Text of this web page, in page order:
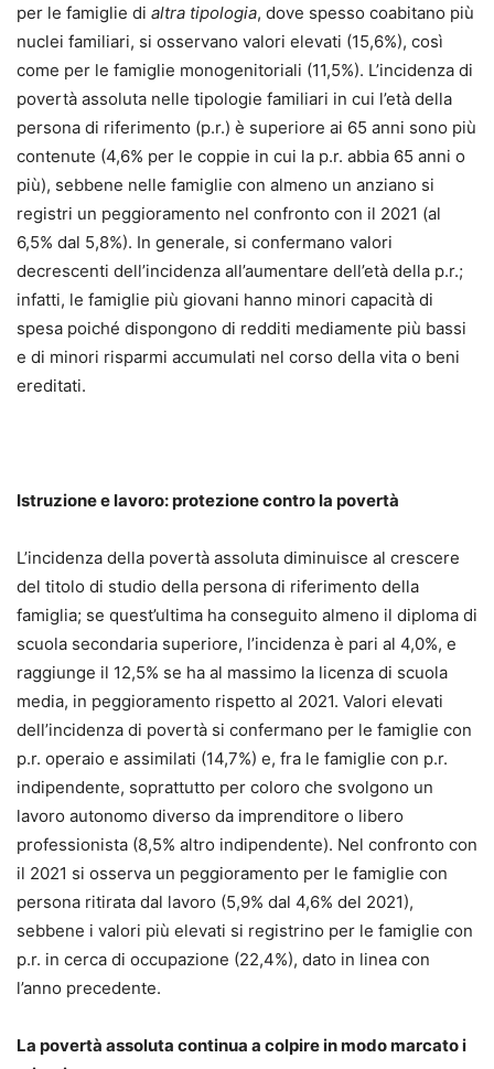
per le famiglie di altra tipologia, dove spesso coabitano più
nuclei familiari, si osservano valori elevati (15,6%), così
come per le famiglie monogenitoriali (11,5%). L’incidenza di
povertà assoluta nelle tipologie familiari in cui l’età della
persona di riferimento (p.r.) è superiore ai 65 anni sono più
contenute (4,6% per le coppie in cui la p.r. abbia 65 anni o
più), sebbene nelle famiglie con almeno un anziano si
registri un peggioramento nel confronto con il 2021 (al
6,5% dal 5,8%). In generale, si confermano valori
decrescenti dell’incidenza all’aumentare dell’età della p.r.;
infatti, le famiglie più giovani hanno minori capacità di
spesa poiché dispongono di redditi mediamente più bassi
e di minori risparmi accumulati nel corso della vita o beni
ereditati.
Istruzione e lavoro: protezione contro la povertà
L’incidenza della povertà assoluta diminuisce al crescere
del titolo di studio della persona di riferimento della
famiglia; se quest’ultima ha conseguito almeno il diploma di
scuola secondaria superiore, l’incidenza è pari al 4,0%, e
raggiunge il 12,5% se ha al massimo la licenza di scuola
media, in peggioramento rispetto al 2021. Valori elevati
dell’incidenza di povertà si confermano per le famiglie con
p.r. operaio e assimilati (14,7%) e, fra le famiglie con p.r.
indipendente, soprattutto per coloro che svolgono un
lavoro autonomo diverso da imprenditore o libero
professionista (8,5% altro indipendente). Nel confronto con
il 2021 si osserva un peggioramento per le famiglie con
persona ritirata dal lavoro (5,9% dal 4,6% del 2021),
sebbene i valori più elevati si registrino per le famiglie con
p.r. in cerca di occupazione (22,4%), dato in linea con
l’anno precedente.
La povertà assoluta continua a colpire in modo marcato i